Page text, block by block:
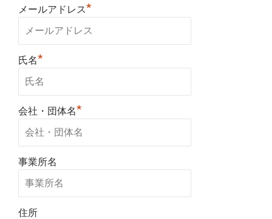
メールアドレス*
氏名*
会社・団体名*
事業所名
住所